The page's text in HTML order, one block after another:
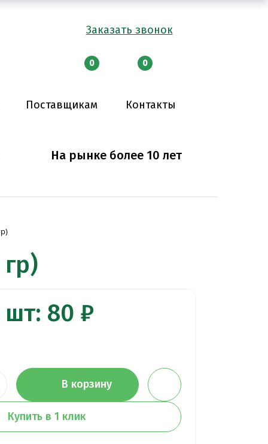
Поставщикам Контакты
Заказать звонок
0 0
На рынке более 10 лет
80 ₽
В корзину
Купить в 1 клик